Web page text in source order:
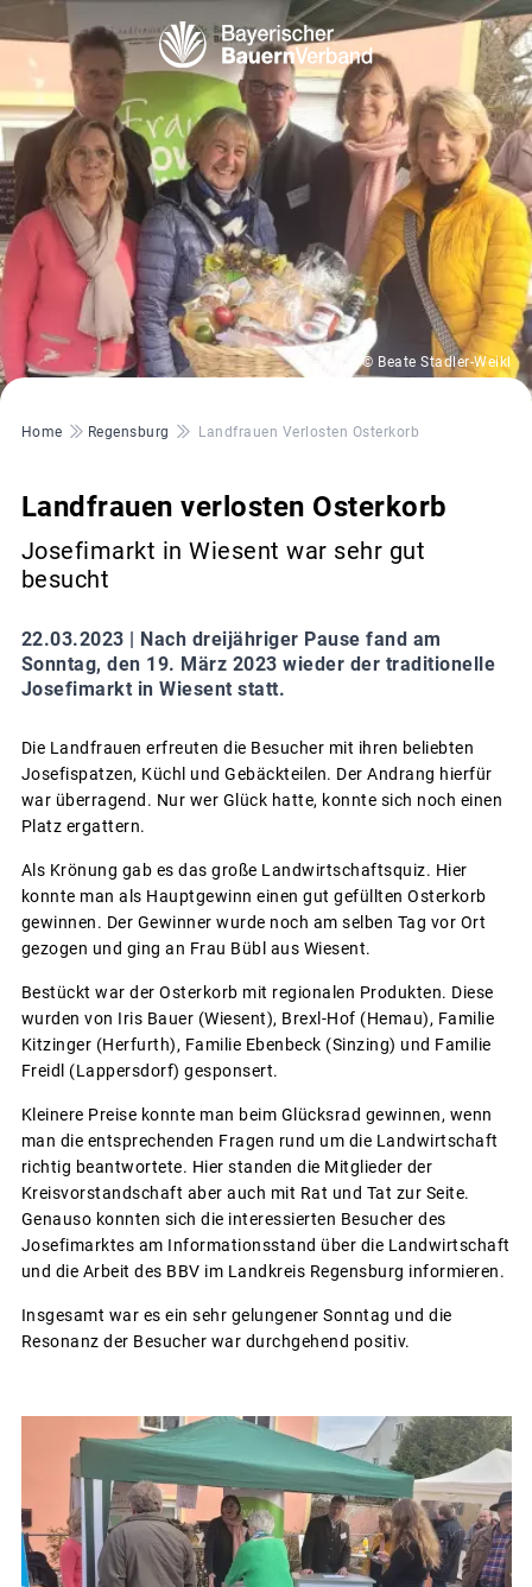
© Beate Stadler-Weikl
Pfadnavigation
Home Regensburg Landfrauen Verlosten Osterkorb
Landfrauen verlosten Osterkorb
Josefimarkt in Wiesent war sehr gut
besucht
22.03.2023 | Nach dreijähriger Pause fand am
Sonntag, den 19. März 2023 wieder der traditionelle
Josefimarkt in Wiesent statt.
Die Landfrauen erfreuten die Besucher mit ihren beliebten
Josefispatzen, Küchl und Gebäckteilen. Der Andrang hierfür
war überragend. Nur wer Glück hatte, konnte sich noch einen
Platz ergattern.
Als Krönung gab es das große Landwirtschaftsquiz. Hier
konnte man als Hauptgewinn einen gut gefüllten Osterkorb
gewinnen. Der Gewinner wurde noch am selben Tag vor Ort
gezogen und ging an Frau Bübl aus Wiesent.
Bestückt war der Osterkorb mit regionalen Produkten. Diese
wurden von Iris Bauer (Wiesent), Brexl-Hof (Hemau), Familie
Kitzinger (Herfurth), Familie Ebenbeck (Sinzing) und Familie
Freidl (Lappersdorf) gesponsert.
Kleinere Preise konnte man beim Glücksrad gewinnen, wenn
man die entsprechenden Fragen rund um die Landwirtschaft
richtig beantwortete. Hier standen die Mitglieder der
Kreisvorstandschaft aber auch mit Rat und Tat zur Seite.
Genauso konnten sich die interessierten Besucher des
Josefimarktes am Informationsstand über die Landwirtschaft
und die Arbeit des BBV im Landkreis Regensburg informieren.
Insgesamt war es ein sehr gelungener Sonntag und die
Resonanz der Besucher war durchgehend positiv.